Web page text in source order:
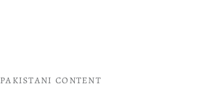
PAKISTANI CONTENT